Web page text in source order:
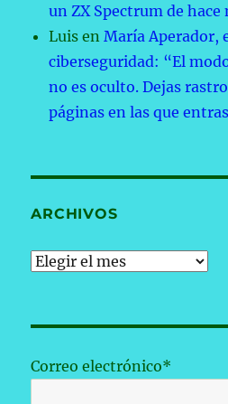
un ZX Spectrum de hace
Luis enMaría Aperador,
ciberseguridad: “El
no es oculto. Dejas
páginas en las que
ARCHIVOS
Archivos
Correo electrónico*